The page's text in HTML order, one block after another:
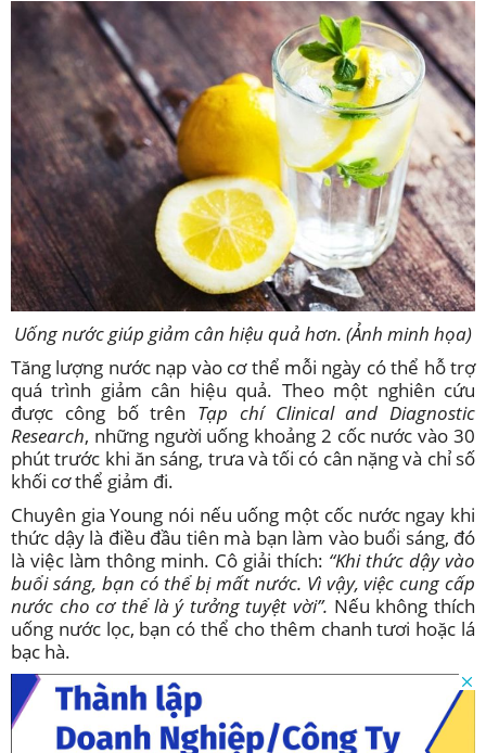
Uống nước giúp giảm cân hiệu quả hơn. (Ảnh minh họa)
Tăng lượng nước nạp vào cơ thể mỗi ngày có thể hỗ trợ
quá trình giảm cân hiệu quả. Theo một nghiên cứu
được công bố trên Tạp chí Clinical and Diagnostic
Research, những người uống khoảng 2 cốc nước vào 30
phút trước khi ăn sáng, trưa và tối có cân nặng và chỉ số
khối cơ thể giảm đi.
Chuyên gia Young nói nếu uống một cốc nước ngay khi
thức dậy là điều đầu tiên mà bạn làm vào buổi sáng, đó
là việc làm thông minh. Cô giải thích: “Khi thức dậy vào
buổi sáng, bạn có thể bị mất nước. Vì vậy, việc cung cấp
nước cho cơ thể là ý tưởng tuyệt vời”. Nếu không thích
uống nước lọc, bạn có thể cho thêm chanh tươi hoặc lá
bạc hà.